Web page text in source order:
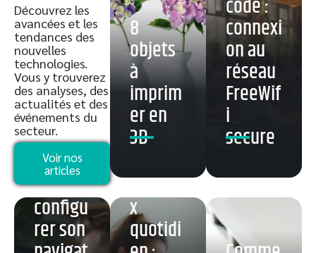
Découvrez les
avancées et les
tendances des
nouvelles
technologies.
Vous y trouverez
des analyses, des
actualités et des
événements du
secteur.
Voir nos
articles
8
objets
à
imprim
er en
3D
code :
connexi
on au
réseau
FreeWif
i
secure
Comme
nt
configu
rer son
Buzzma
x
quotidi